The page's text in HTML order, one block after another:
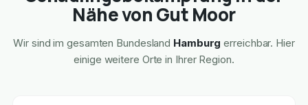
Nähe von Gut Moor
Wir sind im gesamten Bundesland Hamburg erreichbar. Hier
einige weitere Orte in Ihrer Region.